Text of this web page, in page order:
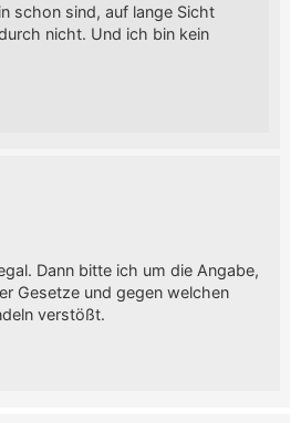
schon sind, auf lange Sicht
nicht. Und ich bin kein
Dann bitte ich um die Angabe,
Gesetze und gegen welchen
verstößt.